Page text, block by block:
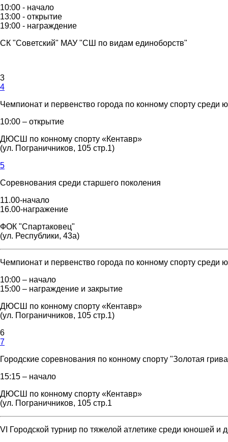
10:00 - начало
13:00 - открытие
19:00 - награждение
СК "Советский" МАУ "СШ по видам единоборств"
3
4
Чемпионат и первенство города по конному спорту
10:00 – открытие
ДЮСШ по конному спорту «Кентавр»
(ул. Пограничников, 105 стр.1)
5
Соревнования среди старшего поколения
11.00-начало
16.00-награжение
ФОК "Спартаковец"
(ул. Республики, 43а)
Чемпионат и первенство города по конному спорту
10:00 – начало
15:00 – награждение и закрытие
ДЮСШ по конному спорту «Кентавр»
(ул. Пограничников, 105 стр.1)
6
7
Городские соревнования по конному спорту "Золотая
15:15 – начало
ДЮСШ по конному спорту «Кентавр»
(ул. Пограничников, 105 стр.1
VI Городской турнир по тяжелой атлетике среди юношей